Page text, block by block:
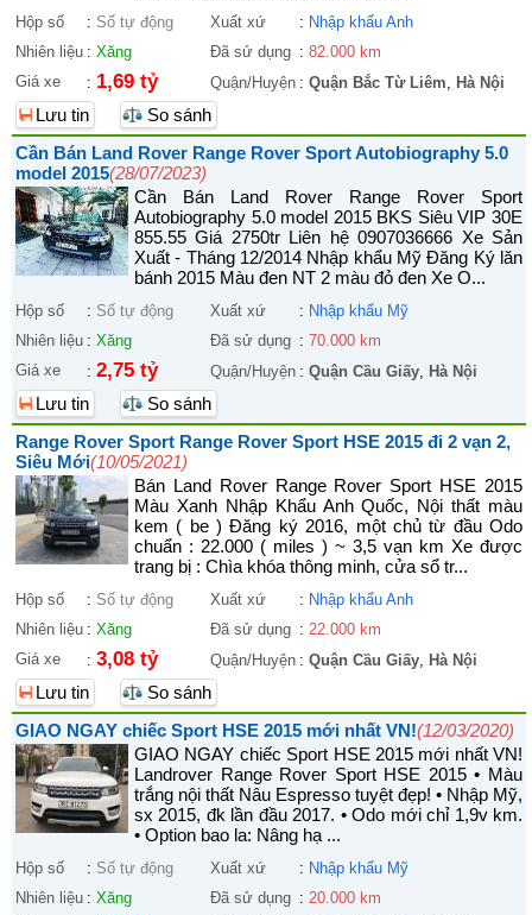
Hộp số : Số tự động Xuất xứ : Nhập khẩu Anh
Nhiên liệu : Xăng Đã sử dụng : 82.000 km
Giá xe
: 1,69 tỷ Quận/Huyện : Quận Bắc Từ Liêm, Hà Nội
Lưu tin
So sánh
Cần Bán Land Rover Range Rover Sport Autobiography 5.0
model 2015(28/07/2023)
Cần Bán Land Rover Range Rover Sport
Autobiography 5.0 model 2015 BKS Siêu VIP 30E
855.55 Giá 2750tr Liên hệ 0907036666 Xe Sản
Xuất - Tháng 12/2014 Nhập khẩu Mỹ Đăng Ký lăn
bánh 2015 Màu đen NT 2 màu đỏ đen Xe O...
Hộp số : Số tự động Xuất xứ : Nhập khẩu Mỹ
Nhiên liệu : Xăng Đã sử dụng : 70.000 km
Giá xe
: 2,75 tỷ Quận/Huyện : Quận Cầu Giấy, Hà Nội
Lưu tin
So sánh
Range Rover Sport Range Rover Sport HSE 2015 đi 2 vạn 2,
Siêu Mới(10/05/2021)
Bán Land Rover Range Rover Sport HSE 2015
Màu Xanh Nhập Khẩu Anh Quốc, Nội thất màu
kem ( be ) Đăng ký 2016, một chủ từ đầu Odo
chuẩn : 22.000 ( miles ) ~ 3,5 vạn km Xe được
trang bị : Chìa khóa thông minh, cửa sổ tr...
Hộp số : Số tự động Xuất xứ : Nhập khẩu Anh
Nhiên liệu : Xăng Đã sử dụng : 22.000 km
Giá xe
: 3,08 tỷ Quận/Huyện : Quận Cầu Giấy, Hà Nội
Lưu tin
So sánh
GIAO NGAY chiếc Sport HSE 2015 mới nhất VN!(12/03/2020)
GIAO NGAY chiếc Sport HSE 2015 mới nhất VN!
Landrover Range Rover Sport HSE 2015 • Màu
trắng nội thất Nâu Espresso tuyệt đẹp! • Nhập Mỹ,
sx 2015, đk lần đầu 2017. • Odo mới chỉ 1,9v km.
• Option bao la: Nâng hạ ...
Hộp số : Số tự động Xuất xứ : Nhập khẩu Mỹ
Nhiên liệu : Xăng Đã sử dụng : 20.000 km